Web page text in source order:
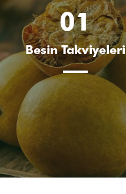
01
Besin Takviyeleri